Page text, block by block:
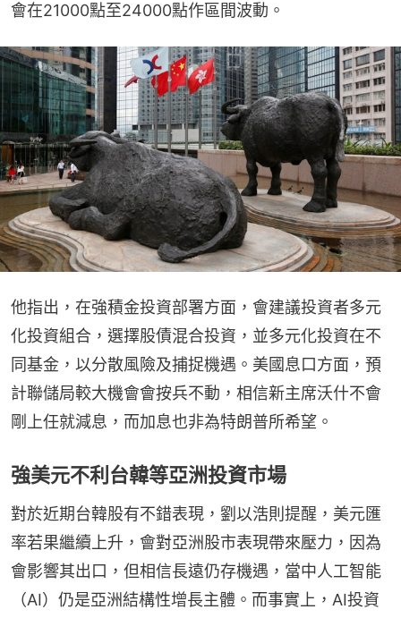
會在21000點至24000點作區間波動。
他指出，在強積金投資部署方面，會建議投資者多元
化投資組合，選擇股債混合投資，並多元化投資在不
同基金，以分散風險及捕捉機遇。美國息口方面，預
計聯儲局較大機會會按兵不動，相信新主席沃什不會
剛上任就減息，而加息也非為特朗普所希望。
強美元不利台韓等亞洲投資市場
對於近期台韓股有不錯表現，劉以浩則提醒，美元匯
率若果繼續上升，會對亞洲股市表現帶來壓力，因為
會影響其出口，但相信長遠仍存機遇，當中人工智能
（AI）仍是亞洲結構性增長主體。而事實上，AI投資